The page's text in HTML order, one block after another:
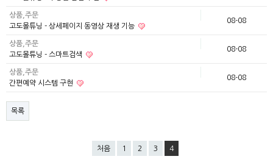
상품,주문
고도몰튜닝 - 상세페이지 동영상 재생 기능
08-08
상품,주문
고도몰튜닝 - 스마트검색
08-08
상품,주문
간편예약 시스템 구현
08-08
목록
처음 1 2 3 4